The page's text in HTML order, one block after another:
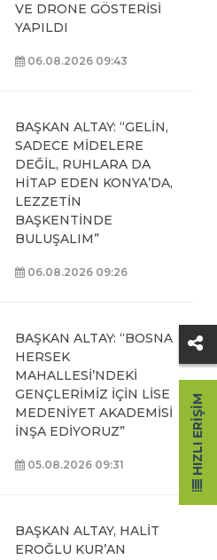
VE DRONE GÖSTERİSİ
YAPILDI
06.08.2026 09:43
BAŞKAN ALTAY: “GELİN,
SADECE MİDELERE
DEĞİL, RUHLARA DA
HİTAP EDEN KONYA’DA,
LEZZETİN
BAŞKENTİNDE
BULUŞALIM”
06.08.2026 09:26
BAŞKAN ALTAY: “BOSNA
HERSEK
MAHALLESİ’NDEKİ
GENÇLERİMİZ İÇİN LİSE
MEDENİYET AKADEMİSİ
İNŞA EDİYORUZ”
05.08.2026 09:31
BAŞKAN ALTAY, HALİT
EROĞLU KUR’AN
HIZLI ERIŞIM